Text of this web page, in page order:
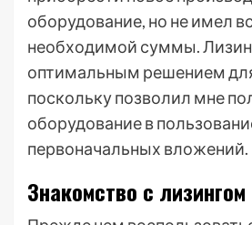
оборудование, но не имел
необходимой суммы.
оптимальным решением
поскольку позволил мне
оборудование в
первоначальных вложений.
Знакомство с лизингом